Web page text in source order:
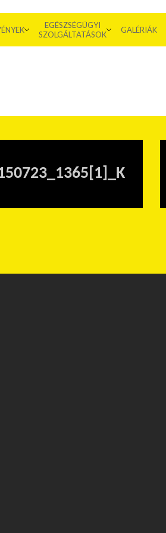
EGÉSZSÉGÜGYI
SZOLGÁLTATÁSOK
GALÉRIÁK